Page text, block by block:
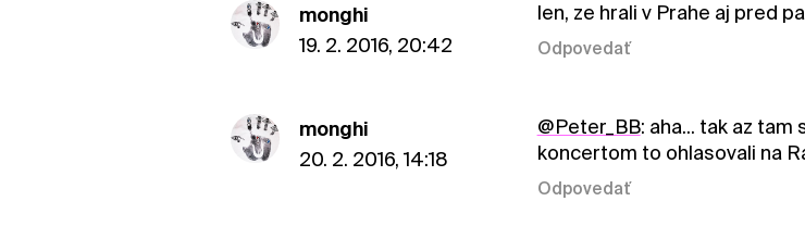
monghi
19. 2. 2016, 20:42
len, ze hrali v Prahe aj pred
Odpovedať
monghi
20. 2. 2016, 14:18
@Peter_BB: aha... tak az
koncertom to ohlasovali na
Odpovedať